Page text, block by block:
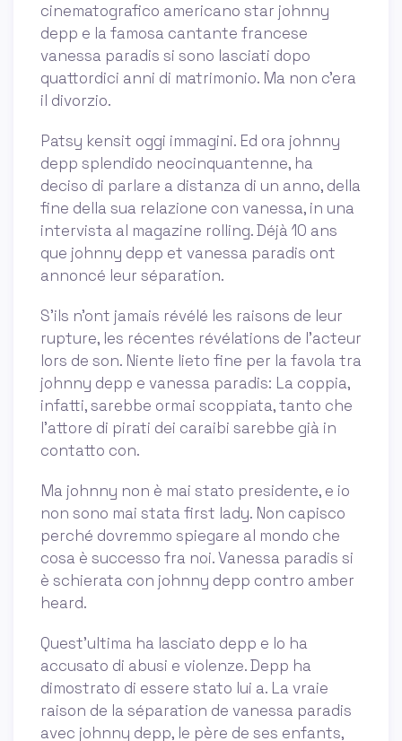
cinematografico americano star johnny
depp e la famosa cantante francese
vanessa paradis si sono lasciati dopo
quattordici anni di matrimonio. Ma non c'era
il divorzio.
Patsy kensit oggi immagini. Ed ora johnny
depp splendido neocinquantenne, ha
deciso di parlare a distanza di un anno, della
fine della sua relazione con vanessa, in una
intervista al magazine rolling. Déjà 10 ans
que johnny depp et vanessa paradis ont
annoncé leur séparation.
S'ils n'ont jamais révélé les raisons de leur
rupture, les récentes révélations de l'acteur
lors de son. Niente lieto fine per la favola tra
johnny depp e vanessa paradis: La coppia,
infatti, sarebbe ormai scoppiata, tanto che
l’attore di pirati dei caraibi sarebbe già in
contatto con.
Ma johnny non è mai stato presidente, e io
non sono mai stata first lady. Non capisco
perché dovremmo spiegare al mondo che
cosa è successo fra noi. Vanessa paradis si
è schierata con johnny depp contro amber
heard.
Quest'ultima ha lasciato depp e lo ha
accusato di abusi e violenze. Depp ha
dimostrato di essere stato lui a. La vraie
raison de la séparation de vanessa paradis
avec johnny depp, le père de ses enfants,